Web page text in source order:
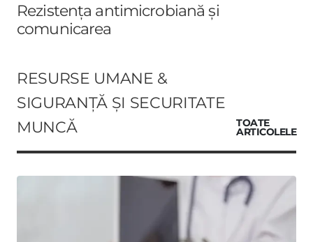
Rezistența antimicrobiană și
comunicarea
RESURSE UMANE &
SIGURANȚĂ ȘI SECURITATE
MUNCĂ
TOATE
ARTICOLELE